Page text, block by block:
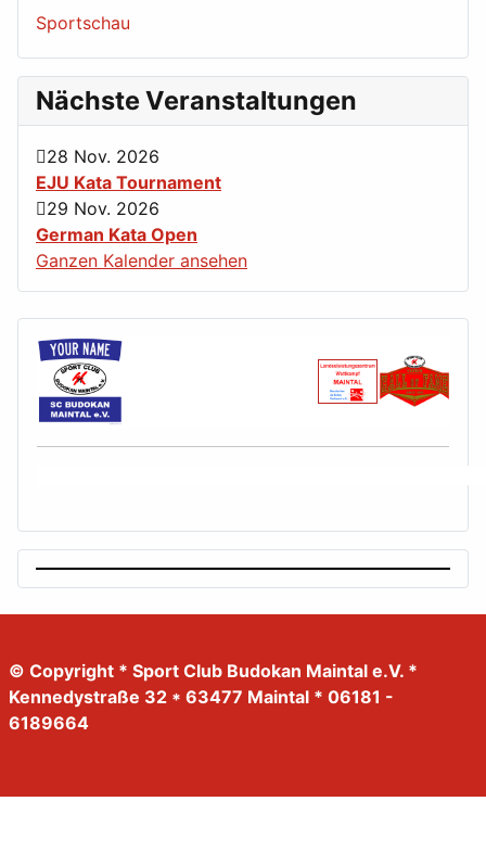
Sportschau
Nächste Veranstaltungen
28 Nov. 2026
EJU Kata Tournament
29 Nov. 2026
German Kata Open
Ganzen Kalender ansehen
© Copyright * Sport Club Budokan Maintal e.V. *
Kennedystraße 32 * 63477 Maintal * 06181 -
6189664